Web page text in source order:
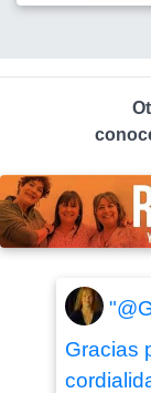
Gracias